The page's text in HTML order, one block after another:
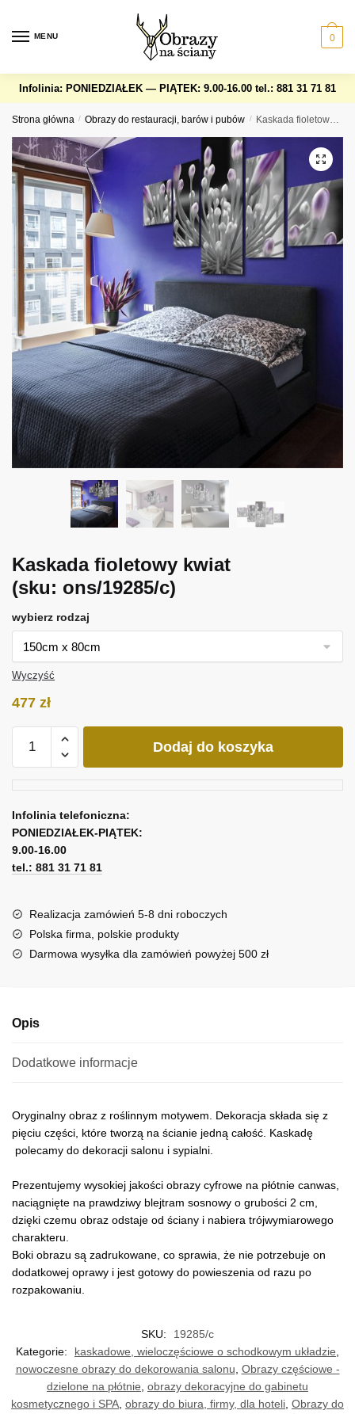
navigation
content
MENU 0
Infolinia: PONIEDZIAŁEK — PIĄTEK: 9.00-16.00 tel.: 881 31 71 81
Strona główna / Obrazy do restauracji, barów i pubów / Kaskada fioletowy kwiat
Kaskada fioletowy kwiat
(sku: ons/19285/c)
wybierz rodzaj
Wyczyść
477 zł
Kaskada
Dodaj do koszyka
Infolinia telefoniczna:
PONIEDZIAŁEK-PIĄTEK:
9.00-16.00
tel.: 881 31 71 81
Realizacja zamówień 5-8 dni roboczych
Polska firma, polskie produkty
Darmowa wysyłka dla zamówień powyżej 500 zł
Opis
Dodatkowe informacje
Oryginalny obraz z roślinnym motywem. Dekoracja składa się z
pięciu części, które tworzą na ścianie jedną całość. Kaskadę
polecamy do dekoracji salonu i sypialni.
Prezentujemy wysokiej jakości obrazy cyfrowe na płótnie canwas,
naciągnięte na prawdziwy blejtram sosnowy o grubości 2 cm,
dzięki czemu obraz odstaje od ściany i nabiera trójwymiarowego
charakteru.
Boki obrazu są zadrukowane, co sprawia, że nie potrzebuje on
dodatkowej oprawy i jest gotowy do powieszenia od razu po
rozpakowaniu.
SKU:
19285/c
Kategorie:
kaskadowe, wieloczęściowe o schodkowym układzie
nowoczesne obrazy do dekorowania salonu Obrazy częściowe -
dzielone na płótnie obrazy dekoracyjne do gabinetu
kosmetycznego i SPA obrazy do biura, firmy, dla hoteli Obrazy do